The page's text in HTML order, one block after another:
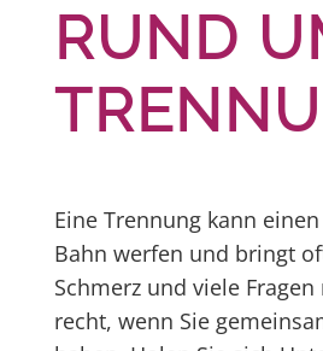
RUND
Eine Trennung kann
Bahn werfen und bringt
Schmerz und viele
recht, wenn Sie